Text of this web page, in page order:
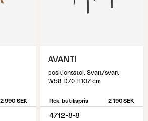
2 990 SEK
AVANTI
positionsstol, Svart/svart
W58 D70 H107 cm
Rek. butikspris 2 190 SEK
4712-8-8